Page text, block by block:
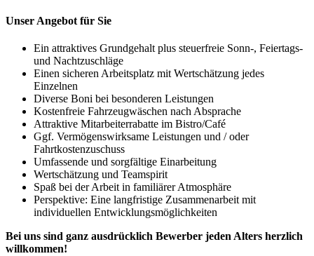
Unser Angebot für Sie
Ein attraktives Grundgehalt plus steuerfreie Sonn-, Feiertags-
und Nachtzuschläge
Einen sicheren Arbeitsplatz mit Wertschätzung jedes
Einzelnen
Diverse Boni bei besonderen Leistungen
Kostenfreie Fahrzeugwäschen nach Absprache
Attraktive Mitarbeiterrabatte im Bistro/Café
Ggf. Vermögenswirksame Leistungen und / oder
Fahrtkostenzuschuss
Umfassende und sorgfältige Einarbeitung
Wertschätzung und Teamspirit
Spaß bei der Arbeit in familiärer Atmosphäre
Perspektive: Eine langfristige Zusammenarbeit mit
individuellen Entwicklungsmöglichkeiten
Bei uns sind ganz ausdrücklich Bewerber jeden Alters herzlich
willkommen!